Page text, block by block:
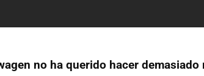
no ha querido hacer